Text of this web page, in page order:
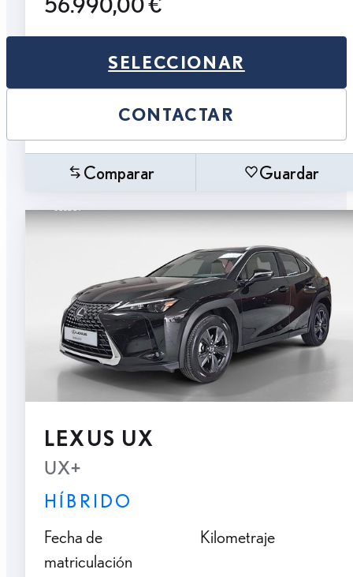
SELECCIONAR
CONTACTAR
Comparar Guardar
LEXUS UX
UX+
HÍBRIDO
Fecha de
matriculación
Kilometraje